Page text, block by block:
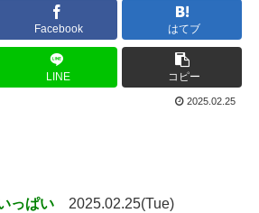
Facebook はてブ
LINE コピー
2025.02.25
っぱい 2025.02.25(Tue)